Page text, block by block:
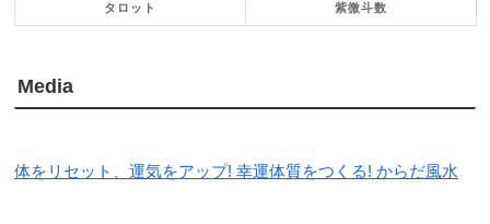
タロット 紫微斗数
Media
体をリセット、運気をアップ! 幸運体質をつくる! からだ風水